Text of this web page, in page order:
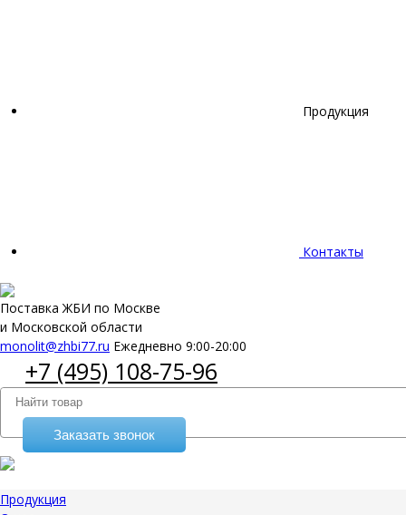
Продукция
Контакты
Поставка ЖБИ по Москве
и Московской области
monolit@zhbi77.ru Ежедневно 9:00-20:00
+7 (495) 108-75-96
Заказать звонок
Продукция